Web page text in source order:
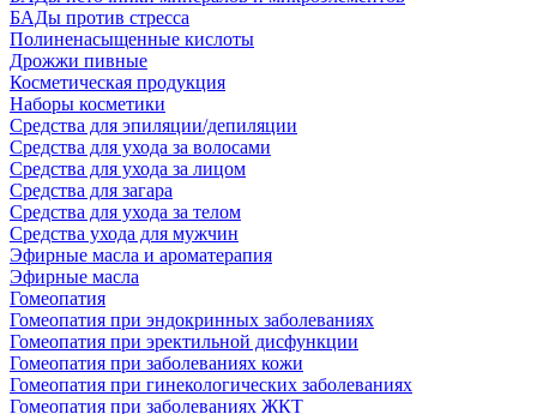
БАДы против стресса
Полиненасыщенные кислоты
Дрожжи пивные
Косметическая продукция
Наборы косметики
Средства для эпиляции/депиляции
Средства для ухода за волосами
Средства для ухода за лицом
Средства для загара
Средства для ухода за телом
Средства ухода для мужчин
Эфирные масла и ароматерапия
Эфирные масла
Гомеопатия
Гомеопатия при эндокринных заболеваниях
Гомеопатия при эректильной дисфункции
Гомеопатия при заболеваниях кожи
Гомеопатия при гинекологических заболеваниях
Гомеопатия при заболеваниях ЖКТ